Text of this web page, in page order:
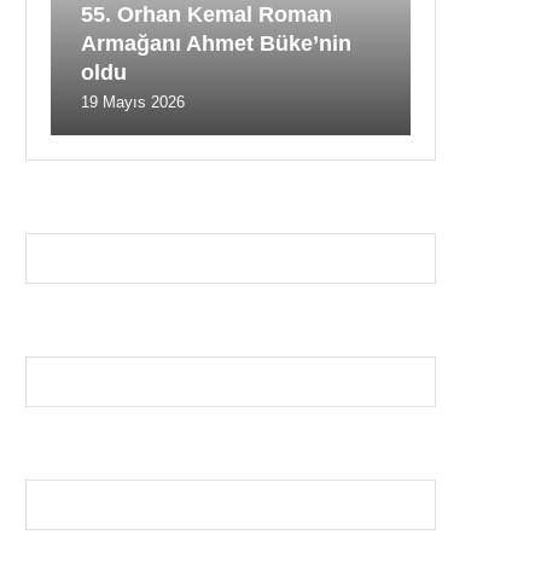
55. Orhan Kemal Roman
Armağanı Ahmet Büke’nin
oldu
19 Mayıs 2026